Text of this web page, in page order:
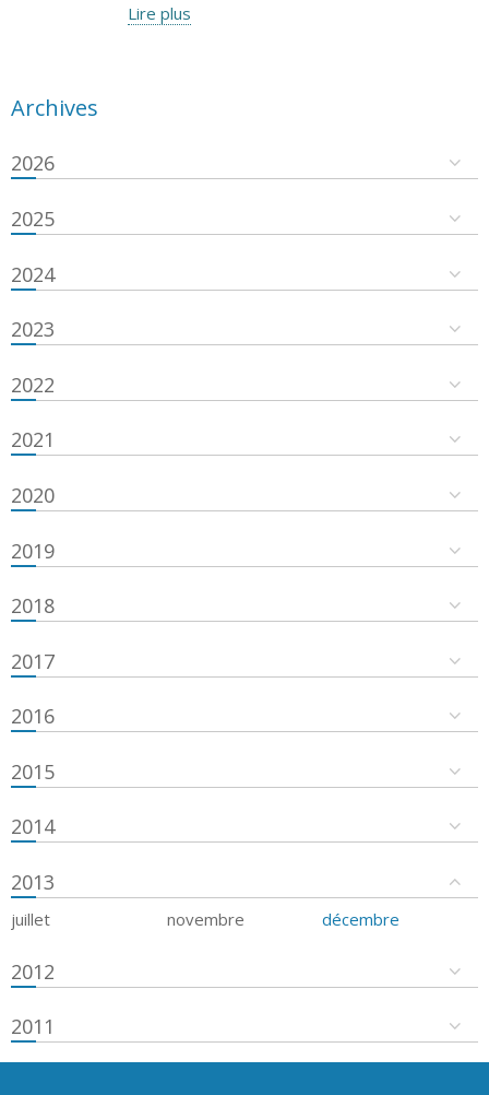
Lire plus
Archives
2026
2025
2024
2023
2022
2021
2020
2019
2018
2017
2016
2015
2014
2013
juillet novembre décembre
2012
2011